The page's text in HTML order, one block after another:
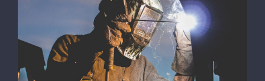
The Right Tools For The Job